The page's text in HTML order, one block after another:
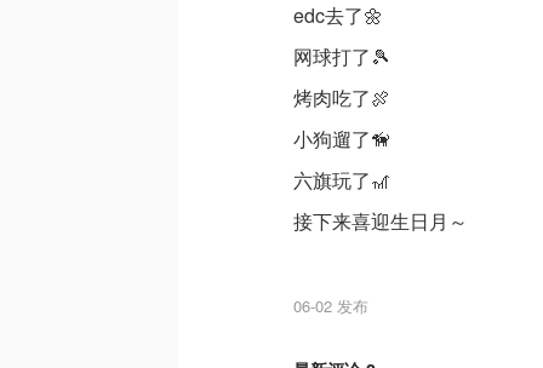
edc去了🌼
网球打了🎾
烤肉吃了🍖
小狗遛了🦮
六旗玩了🎢
接下来喜迎生日月～
06-02 发布